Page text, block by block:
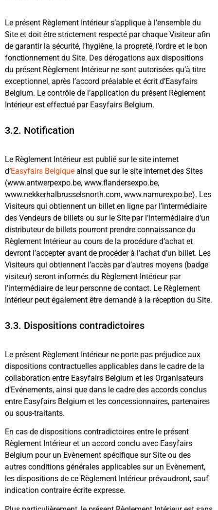
Le présent Règlement Intérieur s’applique à l’ensemble du
Site et doit être strictement respecté par chaque Visiteur afin
de garantir la sécurité, l’hygiène, la propreté, l’ordre et le bon
fonctionnement du Site. Des dérogations aux dispositions
du présent Règlement Intérieur ne sont autorisées qu’à titre
exceptionnel, après l’accord préalable et écrit d’Easyfairs
Belgium. Le contrôle de l’application du présent Règlement
Intérieur est effectué par Easyfairs Belgium.
3.2. Notification
Le Règlement Intérieur est publié sur le site internet
d’Easyfairs Belgique ainsi que sur le site internet des Sites
(www.antwerpexpo.be, www.flandersexpo.be,
www.nekkerhalbrusselsnorth.com, www.namurexpo.be). Les
Visiteurs qui obtiennent un billet en ligne par l’intermédiaire
des Vendeurs de billets ou sur le Site par l’intermédiaire d’un
distributeur de billets pourront prendre connaissance du
Règlement Intérieur au cours de la procédure d’achat et
devront l’accepter avant de procéder à l’achat d’un billet. Les
Visiteurs qui obtiennent l’accès par d’autres moyens (badge
visiteur) seront informés du Règlement Intérieur par
l’intermédiaire de leur personne de contact. Le Règlement
Intérieur peut également être demandé à la réception du Site.
3.3. Dispositions contradictoires
Le présent Règlement Intérieur ne porte pas préjudice aux
dispositions contractuelles applicables dans le cadre de la
collaboration entre Easyfairs Belgium et les Organisateurs
d’Evénements, ainsi que dans le cadre des accords conclus
entre Easyfairs Belgium et les concessionnaires, partenaires
ou sous-traitants.
En cas de dispositions contradictoires entre le présent
Règlement Intérieur et un accord conclu avec Easyfairs
Belgium pour un Evènement spécifique sur Site ou des
autres conditions générales applicables sur un Evènement,
les dispositions de ce Règlement Intérieur prévaudront, sauf
indication contraire écrite expresse.